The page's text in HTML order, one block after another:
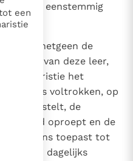
vervuld
koninkrijk te
door liefde, niet door
en de
Latijnse uitgave
verliest autonomie
toe
een
die zij eenstemmig
op hetgeen de
is van deze leer,
Eucharistie het
is voltrokken, op
stelt, de
oproept en de
op ons toepast tot
die wij dagelijks